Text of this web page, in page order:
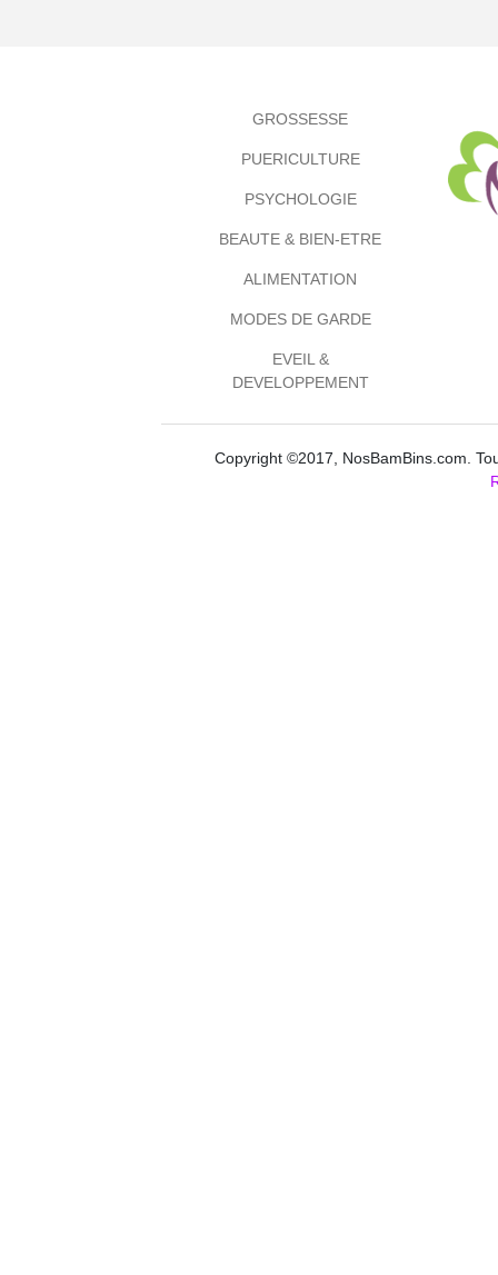
GROSSESSE
PUERICULTURE
PSYCHOLOGIE
BEAUTE & BIEN-ETRE
ALIMENTATION
MODES DE GARDE
EVEIL &
DEVELOPPEMENT
Copyright ©2017, NosBamBins.com.